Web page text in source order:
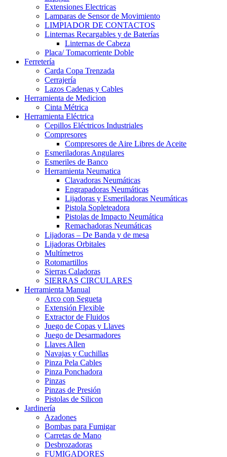
Extensiones Electricas
Lamparas de Sensor de Movimiento
LIMPIADOR DE CONTACTOS
Linternas Recargables y de Baterías
Linternas de Cabeza
Placa/ Tomacorriente Doble
Ferretería
Carda Copa Trenzada
Cerrajería
Lazos Cadenas y Cables
Herramienta de Medicion
Cinta Métrica
Herramienta Eléctrica
Cepillos Eléctricos Industriales
Compresores
Compresores de Aire Libres de Aceite
Esmeriladoras Angulares
Esmeriles de Banco
Herramienta Neumatica
Clavadoras Neumáticas
Engrapadoras Neumáticas
Lijadoras y Esmeriladoras Neumáticas
Pistola Sopleteadora
Pistolas de Impacto Neumática
Remachadoras Neumáticas
Lijadoras – De Banda y de mesa
Lijadoras Orbitales
Multímetros
Rotomartillos
Sierras Caladoras
SIERRAS CIRCULARES
Herramienta Manual
Arco con Segueta
Extensión Flexible
Extractor de Fluidos
Juego de Copas y Llaves
Juego de Desarmadores
Llaves Allen
Navajas y Cuchillas
Pinza Pela Cables
Pinza Ponchadora
Pinzas
Pinzas de Presión
Pistolas de Silicon
Jardinería
Azadones
Bombas para Fumigar
Carretas de Mano
Desbrozadoras
FUMIGADORES